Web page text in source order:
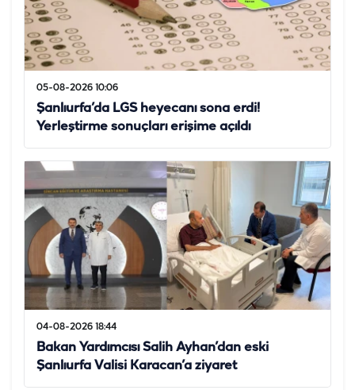
05-08-2026 10:06
Şanlıurfa’da LGS heyecanı sona erdi!
Yerleştirme sonuçları erişime açıldı
04-08-2026 18:44
Bakan Yardımcısı Salih Ayhan’dan eski
Şanlıurfa Valisi Karacan’a ziyaret